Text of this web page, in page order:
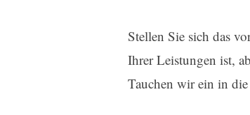
Stellen Sie sich das
Ihrer Leistungen ist,
Tauchen wir ein in